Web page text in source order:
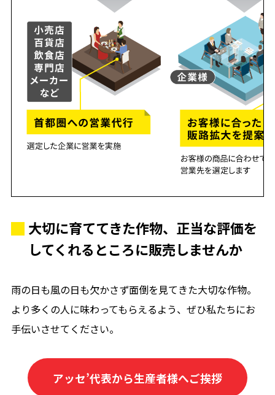
大切に育ててきた作物、正当な評価を
してくれるところに販売しませんか
雨の日も風の日も欠かさず面倒を見てきた大切な作物。
より多くの人に味わってもらえるよう、ぜひ私たちにお
手伝いさせてください。
アッセ’代表から生産者様へご挨拶